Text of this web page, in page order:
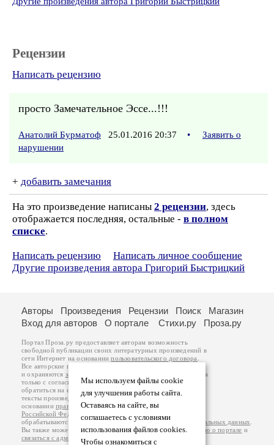
Рецензии
Написать рецензию
просто Замечательное Эссе...!!!
Анатолий Бурматоф 25.01.2016 20:37 •
Заявить о
нарушении
+ добавить замечания
На это произведение написаны 2 рецензии, здесь
отображается последняя, остальные - в полном
списке.
Написать рецензию
Написать личное сообщение
Другие произведения автора Григорий Быстрицкий
Мы используем файлы cookie
для улучшения работы сайта.
Оставаясь на сайте, вы
соглашаетесь с условиями
использования файлов cookies.
Чтобы ознакомиться с
Авторы Произведения Рецензии Поиск
Магазин
Вход для авторов
О портале Стихи.ру Проза.ру
Портал Проза.ру предоставляет авторам возможность
свободной публикации своих литературных произведений в
сети Интернет на основаниипользовательского договора
Все авторские права на произведения принадлежат авторам
и охраняются законом
. Перепечатка произведений возможна
только с согласия его автора, к которому вы можете
обратиться на его авторской странице. Ответственность за
тексты произведений авторы несут самостоятельно на
основанииправил публикацииизаконодательства
Российской Федерации
обрабатываются на основанииПолитики обработки персональных данных
Вы также можете посмотреть более подробнуюинформацию о портале и
связаться с администрацией